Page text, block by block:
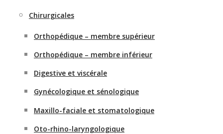
Chirurgicales
Orthopédique – membre supérieur
Orthopédique – membre inférieur
Digestive et viscérale
Gynécologique et sénologique
Maxillo-faciale et stomatologique
Oto-rhino-laryngologique